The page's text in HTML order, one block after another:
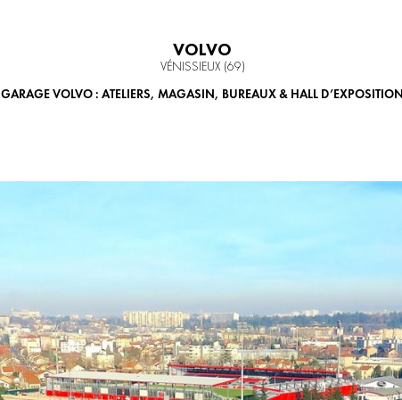
VOLVO
VÉNISSIEUX (69)
GARAGE VOLVO : ATELIERS, MAGASIN, BUREAUX & HALL